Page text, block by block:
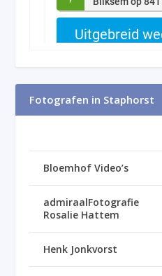
Fotografen in Staphorst
Bloemhof Video’s
admiraalFotografie
Rosalie Hattem
Henk Jonkvorst